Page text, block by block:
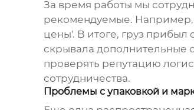
За время работы мы
рекомендуемые. Например,
цены'. В итоге, груз прибыл
скрывала дополнительные
проверять репутацию
сотрудничества.
Проблемы с упаковкой и